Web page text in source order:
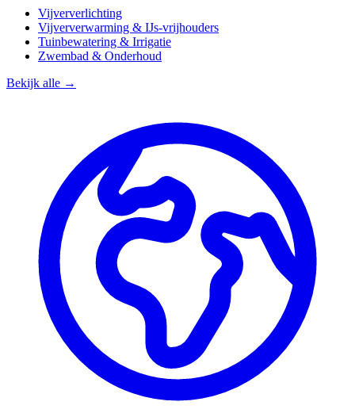
Vijververlichting
Vijververwarming & IJs-vrijhouders
Tuinbewatering & Irrigatie
Zwembad & Onderhoud
Bekijk alle →